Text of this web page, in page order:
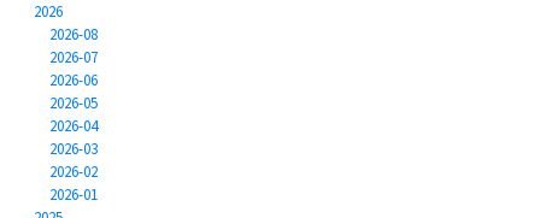
2026
2026-08
2026-07
2026-06
2026-05
2026-04
2026-03
2026-02
2026-01